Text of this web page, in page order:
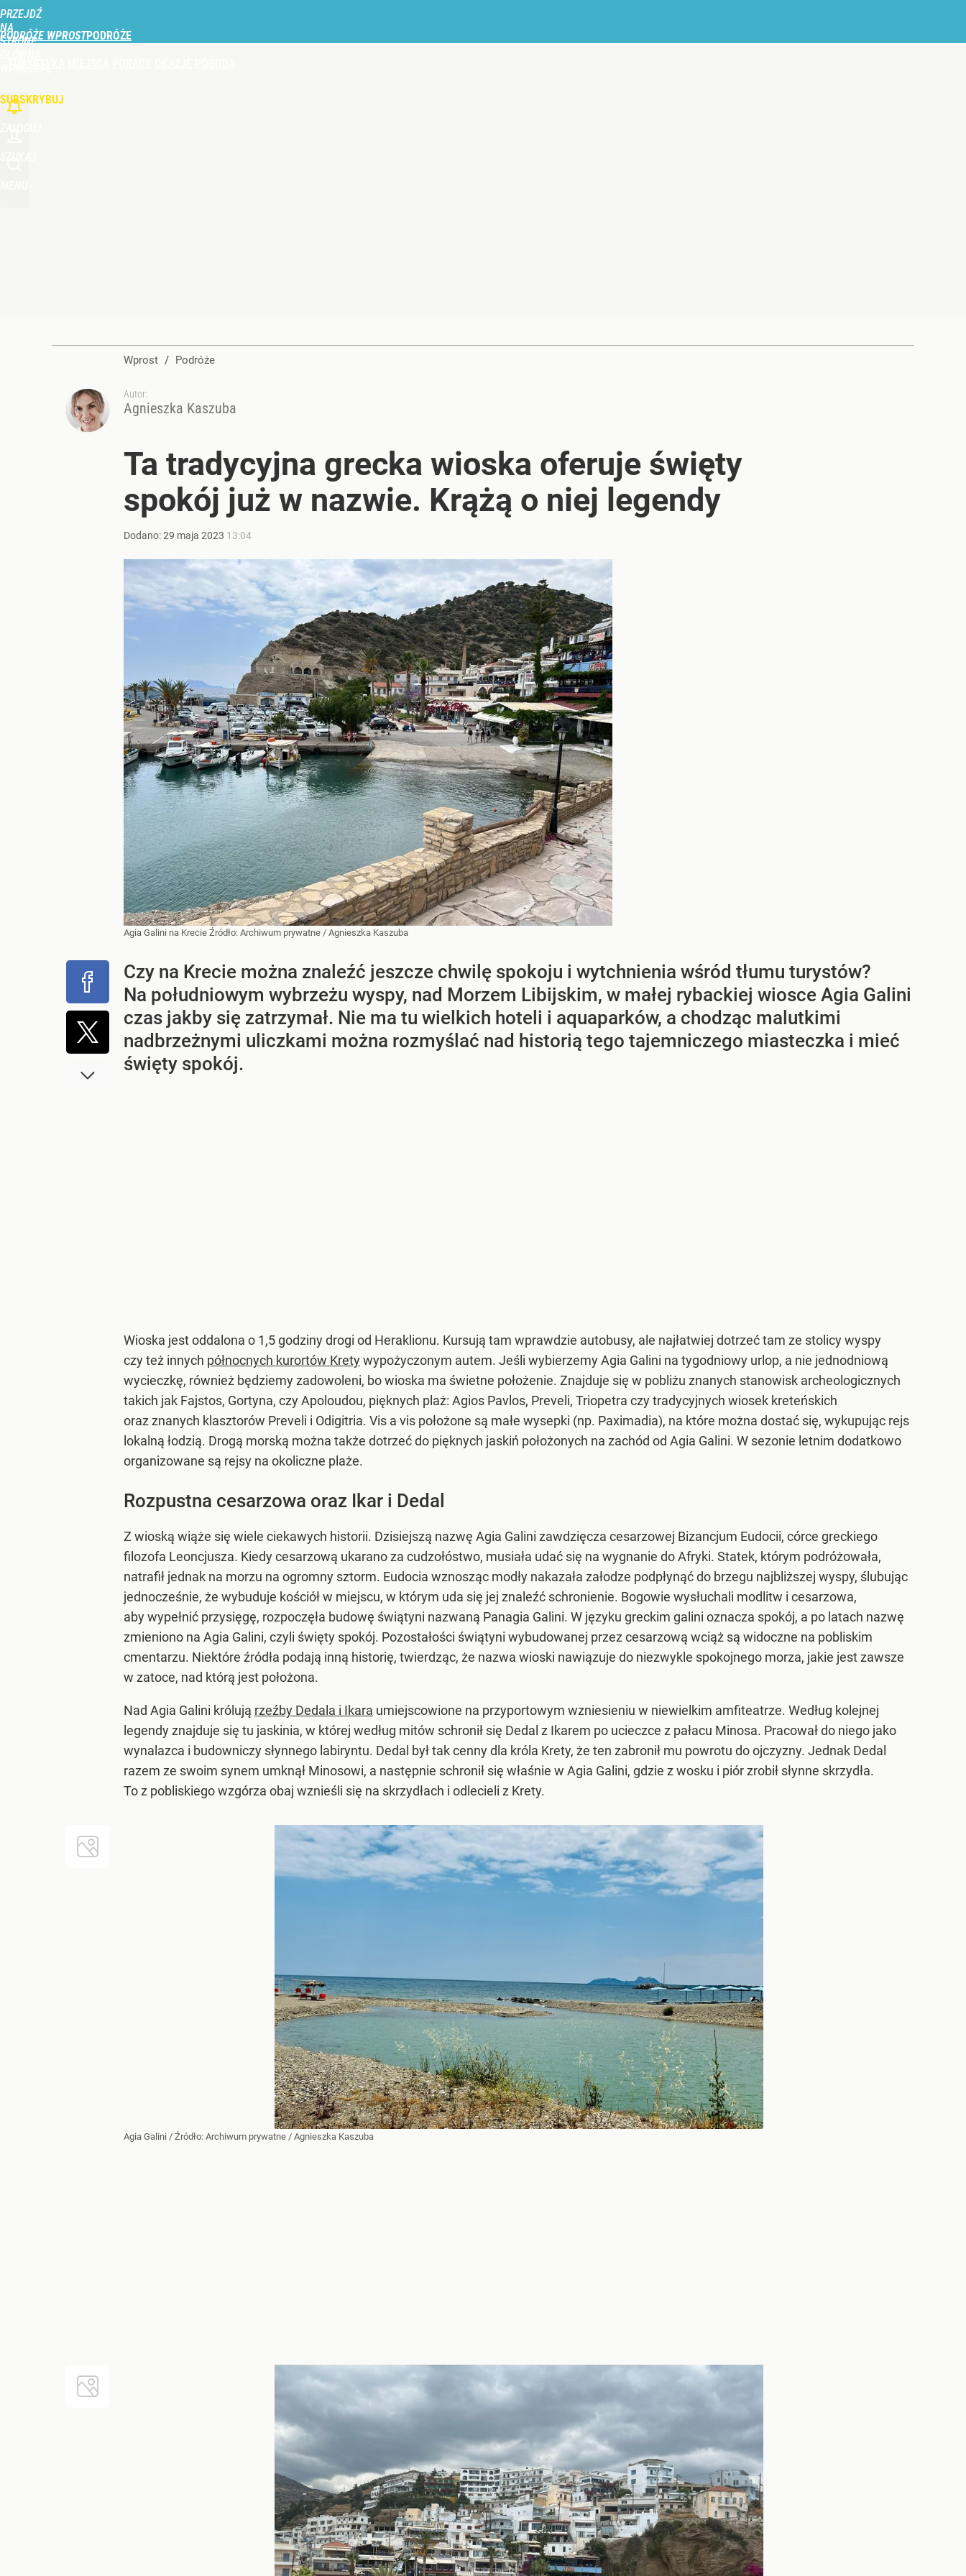
PRZEJDŹ
NA
STRONĘ
PODRÓŻE WPROST
SUBSKRYBUJ
Wprost / Podróże
Autor:
Agnieszka Kaszuba
Ta tradycyjna grecka wioska oferuje święty
spokój już w nazwie. Krążą o niej legendy
Dodano:29 maja 2023 13:04
Agia Galini na Krecie Źródło: Archiwum prywatne / Agnieszka Kaszuba
Czy na Krecie można znaleźć jeszcze chwilę spokoju i wytchnienia wśród tłumu turystów?
Na południowym wybrzeżu wyspy, nad Morzem Libijskim, w małej rybackiej wiosce Agia Galini
czas jakby się zatrzymał. Nie ma tu wielkich hoteli i aquaparków, a chodząc malutkimi
nadbrzeżnymi uliczkami można rozmyślać nad historią tego tajemniczego miasteczka i mieć
święty spokój.
Wioska jest oddalona o 1,5 godziny drogi od Heraklionu. Kursują tam wprawdzie autobusy, ale najłatwiej dotrzeć tam ze stolicy wyspy
czy też innych północnych kurortów Kretywypożyczonym autem. Jeśli wybierzemy Agia Galini na tygodniowy urlop, a nie jednodniową
wycieczkę, również będziemy zadowoleni, bo wioska ma świetne położenie. Znajduje się w pobliżu znanych stanowisk archeologicznych
takich jak Fajstos, Gortyna, czy Apoloudou, pięknych plaż: Agios Pavlos, Preveli, Triopetra czy tradycyjnych wiosek kreteńskich
oraz znanych klasztorów Preveli i Odigitria. Vis a vis położone są małe wysepki (np. Paximadia), na które można dostać się, wykupując rejs
lokalną łodzią. Drogą morską można także dotrzeć do pięknych jaskiń położonych na zachód od Agia Galini. W sezonie letnim dodatkowo
organizowane są rejsy na okoliczne plaże.
Rozpustna cesarzowa oraz Ikar i Dedal
Z wioską wiąże się wiele ciekawych historii. Dzisiejszą nazwę Agia Galini zawdzięcza cesarzowej Bizancjum Eudocii, córce greckiego
filozofa Leoncjusza. Kiedy cesarzową ukarano za cudzołóstwo, musiała udać się na wygnanie do Afryki. Statek, którym podróżowała,
natrafił jednak na morzu na ogromny sztorm. Eudocia wznosząc modły nakazała załodze podpłynąć do brzegu najbliższej wyspy, ślubując
jednocześnie, że wybuduje kościół w miejscu, w którym uda się jej znaleźć schronienie. Bogowie wysłuchali modlitw i cesarzowa,
aby wypełnić przysięgę, rozpoczęła budowę świątyni nazwaną Panagia Galini. W języku greckim galini oznacza spokój, a po latach nazwę
zmieniono na Agia Galini, czyli święty spokój. Pozostałości świątyni wybudowanej przez cesarzową wciąż są widoczne na pobliskim
cmentarzu. Niektóre źródła podają inną historię, twierdząc, że nazwa wioski nawiązuje do niezwykle spokojnego morza, jakie jest zawsze
w zatoce, nad którą jest położona.
Nad Agia Galini królują rzeźby Dedala i Ikara umiejscowione na przyportowym wzniesieniu w niewielkim amfiteatrze. Według kolejnej
legendy znajduje się tu jaskinia, w której według mitów schronił się Dedal z Ikarem po ucieczce z pałacu Minosa. Pracował do niego jako
wynalazca i budowniczy słynnego labiryntu. Dedal był tak cenny dla króla Krety, że ten zabronił mu powrotu do ojczyzny. Jednak Dedal
razem ze swoim synem umknął Minosowi, a następnie schronił się właśnie w Agia Galini, gdzie z wosku i piór zrobił słynne skrzydła.
To z pobliskiego wzgórza obaj wznieśli się na skrzydłach i odlecieli z Krety.
Agia Galini / Źródło: Archiwum prywatne / Agnieszka Kaszuba